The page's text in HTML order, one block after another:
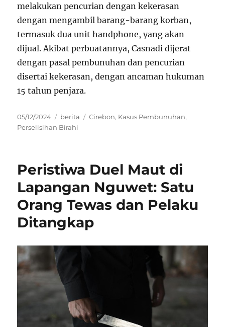
melakukan pencurian dengan kekerasan
dengan mengambil barang-barang korban,
termasuk dua unit handphone, yang akan
dijual. Akibat perbuatannya, Casnadi dijerat
dengan pasal pembunuhan dan pencurian
disertai kekerasan, dengan ancaman hukuman
15 tahun penjara.
Posted
on
05/12/2024 Categories
berita Tags
Cirebon, Kasus Pembunuhan,
Perselisihan Birahi
Peristiwa Duel Maut di
Lapangan Nguwet: Satu
Orang Tewas dan Pelaku
Ditangkap